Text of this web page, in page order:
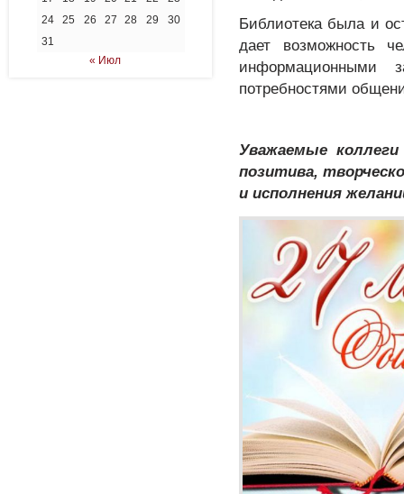
24
25 26 27 28 29
30
31
« Июл
Библиотека была и
дает возможность
информационными
потребностями
Уважаемые
позитива,
и исполнения